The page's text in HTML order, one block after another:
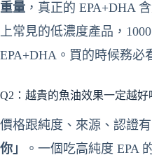
重量 ，真正的 EPA+DHA
上常見的低濃度產品，
EPA+DHA。買的時候務必
Q2：越貴的魚油效果一定越好
價格跟純度、來源、認證
你」
。一個吃高純度 EPA